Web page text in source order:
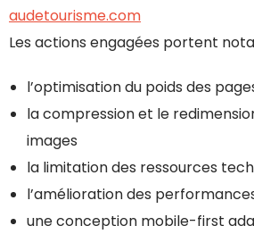
audetourisme.com
Les actions engagées portent
l’optimisation du poids des
la compression et le
images
la limitation des ressources
l’amélioration des
une conception mobile-first